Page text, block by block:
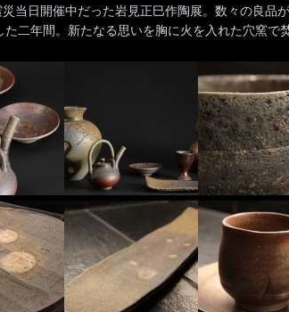
災当日開催中だった岩見正巳作陶展。数々の良
た二年間。新たなる思いを胸に火を入れた穴窯で